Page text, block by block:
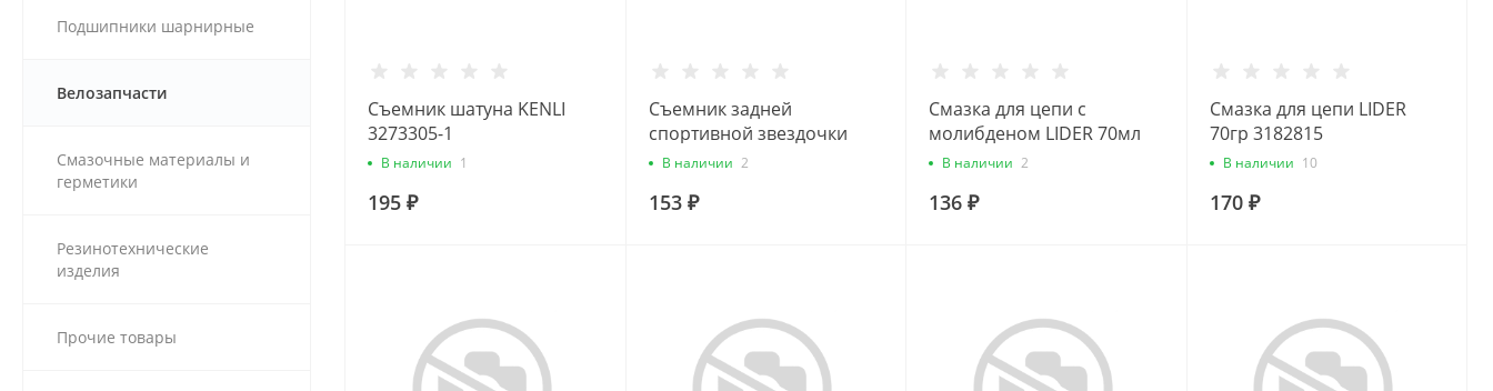
Подшипники шарнирные
Велозапчасти
Смазочные материалы и
герметики
Резинотехнические
изделия
Прочие товары
Съемник шатуна KENLI
3273305-1
В наличии 1
195 ₽
Съемник задней
спортивной звездочки
3273306-02
В наличии 2
153 ₽
Смазка для цепи с
молибденом LIDER 70мл
(флакон) 3182817
В наличии 2
136 ₽
Смазка для цепи LIDER
70гр 3182815
В наличии 10
170 ₽